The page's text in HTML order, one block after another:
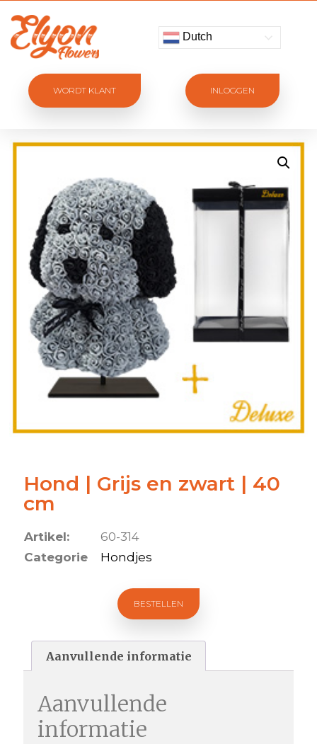
Dutch
WORDT KLANT INLOGGEN
Hond | Grijs en zwart | 40
cm
Artikel:
60-314
Categorie
Hondjes
BESTELLEN
Aanvullende informatie
Aanvullende
informatie